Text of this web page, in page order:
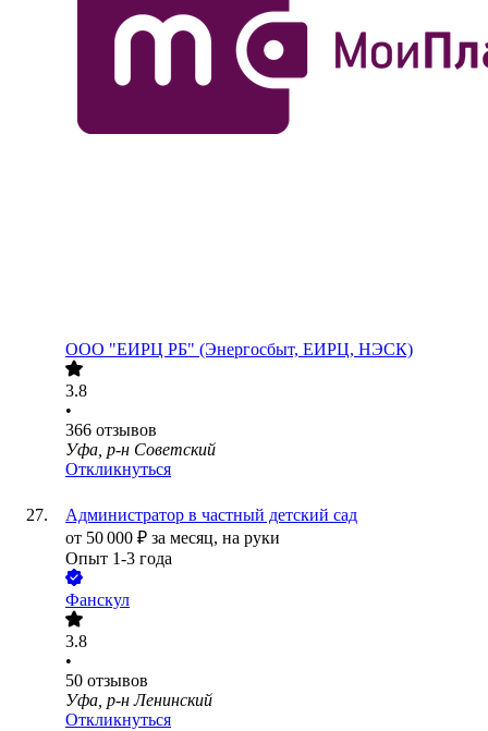
ООО "ЕИРЦ РБ" (Энергосбыт, ЕИРЦ, НЭСК)
3.8
•
366 отзывов
Уфа, р-н Советский
Откликнуться
Администратор в частный детский сад
от 50 000 ₽ за месяц, на руки
Опыт 1-3 года
Фанскул
3.8
•
50 отзывов
Уфа, р-н Ленинский
Откликнуться